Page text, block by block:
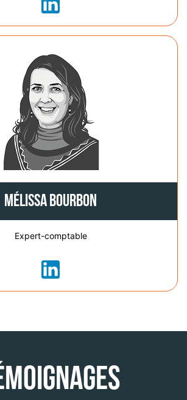
Mélissa Bourbon
Expert-comptable